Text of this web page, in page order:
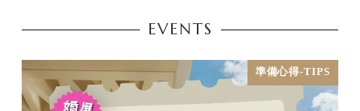
EVENTS
準備心得-TIPS